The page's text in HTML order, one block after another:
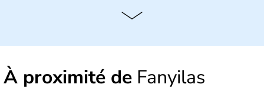
Histoire et administration
depuis 2004, la Hongrie est aussi appelée « pays magyar
pays dont la langue est bien-sûr le hongrois et la
monnaie le forint. Sa capitale s'appelle Budapest.
À proximité de Fanyilas